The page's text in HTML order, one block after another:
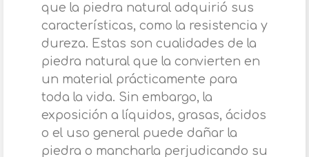
que la piedra natural adquirió sus
características, como la resistencia y
dureza. Estas son cualidades de la
piedra natural que la convierten en
un material prácticamente para
toda la vida. Sin embargo, la
exposición a líquidos, grasas, ácidos
o el uso general puede dañar la
piedra o mancharla perjudicando su